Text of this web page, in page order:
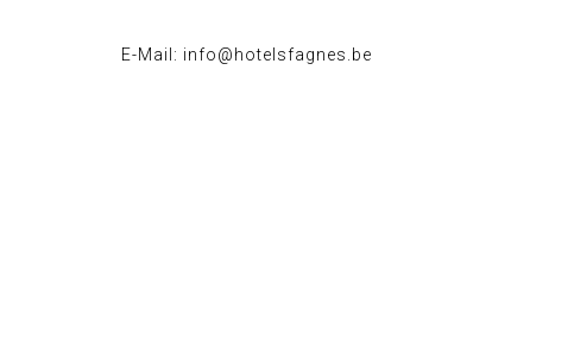
E-Mail: info@hotelsfagnes.be